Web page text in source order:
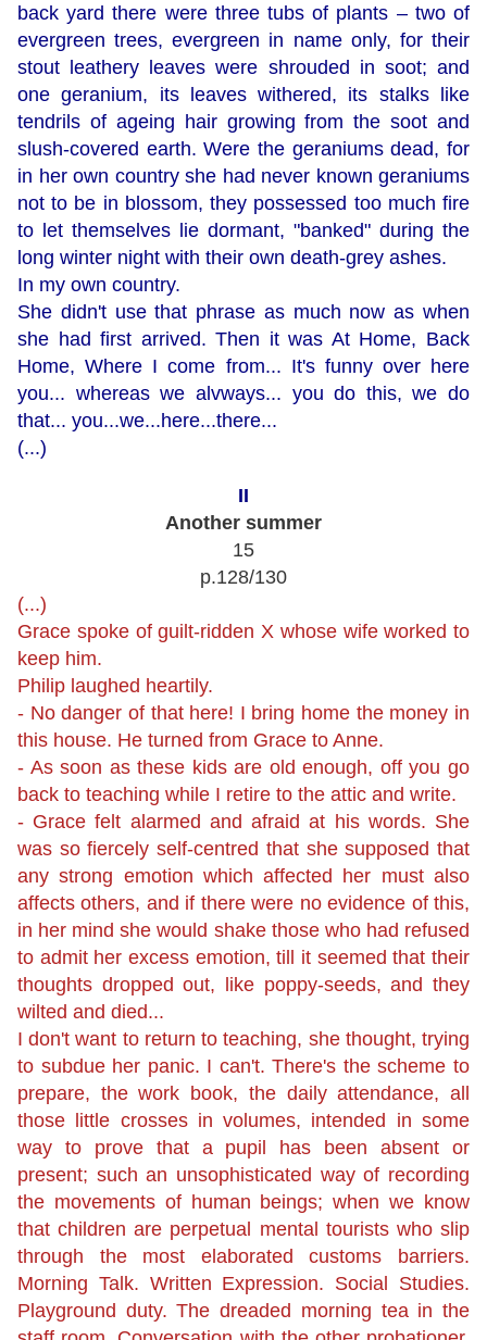
back yard there were three tubs of plants – two of
evergreen trees, evergreen in name only, for their
stout leathery leaves were shrouded in soot; and
one geranium, its leaves withered, its stalks like
tendrils of ageing hair growing from the soot and
slush-covered earth. Were the geraniums dead, for
in her own country she had never known geraniums
not to be in blossom, they possessed too much fire
to let themselves lie dormant, "banked" during the
long winter night with their own death-grey ashes.
In my own country.
She didn't use that phrase as much now as when
she had first arrived. Then it was At Home, Back
Home, Where I come from... It's funny over here
you... whereas we alvways... you do this, we do
that... you...we...here...there...
(...)
II
Another summer
15
p.128/130
(...)
Grace spoke of guilt-ridden X whose wife worked to
keep him.
Philip laughed heartily.
- No danger of that here! I bring home the money in
this house. He turned from Grace to Anne.
- As soon as these kids are old enough, off you go
back to teaching while I retire to the attic and write.
- Grace felt alarmed and afraid at his words. She
was so fiercely self-centred that she supposed that
any strong emotion which affected her must also
affects others, and if there were no evidence of this,
in her mind she would shake those who had refused
to admit her excess emotion, till it seemed that their
thoughts dropped out, like poppy-seeds, and they
wilted and died...
I don't want to return to teaching, she thought, trying
to subdue her panic. I can't. There's the scheme to
prepare, the work book, the daily attendance, all
those little crosses in volumes, intended in some
way to prove that a pupil has been absent or
present; such an unsophisticated way of recording
the movements of human beings; when we know
that children are perpetual mental tourists who slip
through the most elaborated customs barriers.
Morning Talk. Written Expression. Social Studies.
Playground duty. The dreaded morning tea in the